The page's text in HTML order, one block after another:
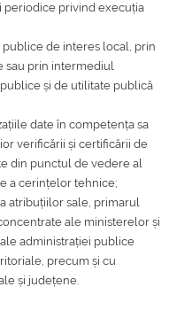
periodice privind execuția
publice de interes local, prin
sau prin intermediul
și de utilitate publică
date în competența sa
verificării și certificării de
din punctul de vedere al
a cerințelor tehnice;
atribuțiilor sale, primarul
ale ministerelor și
administrației publice
precum și cu
și județene.